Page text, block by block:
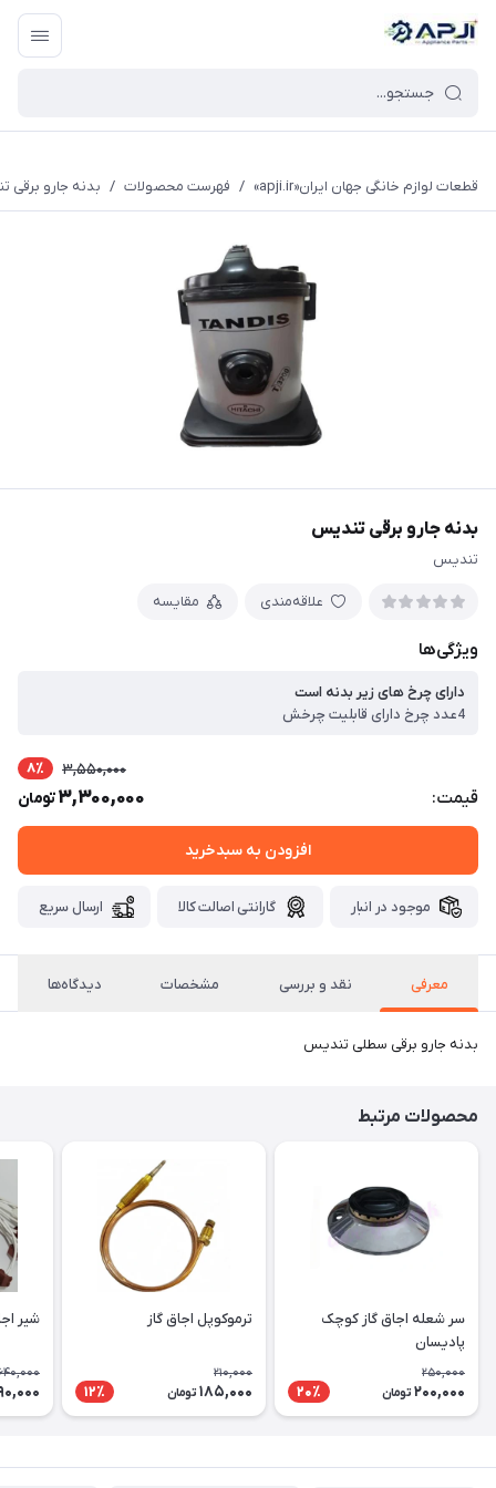
قطعات یدکی و جانبی لوازم خانگی جهان ایران
قطعات لوازم خانگی جهان ایران«apji.ir» / فهرست محصولات / بدنه جارو برقی
بدنه جارو برقی تندیس
تندیس
علاقه‌مندی مقایسه
ویژگی‌ها
دارای چرخ های زیر بدنه است
4عدد چرخ دارای قابلیت چرخش
قیمت:
3,550,000 8٪
3,300,000تومان
افزودن به سبدخرید
موجود در انبار گارانتی اصالت کالا ارسال سریع
معرفی نقد و بررسی مشخصات دیدگاه‌ها
بدنه جارو برقی سطلی تندیس
محصولات مرتبط
سر شعله اجاق گاز کوچک
پادیسان
250,000
200,000 تومان 20٪
ترموکوپل اجاق گاز
210,000
185,000 تومان 12٪
شیر